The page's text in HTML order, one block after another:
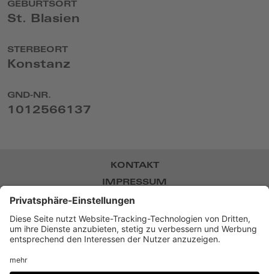
GEBURTSORT
St. Blasien
STERBEORT
Konstanz
GND-NR.
1012566137
KONTAKT
IMPRESSUM
DATENSCHUTZ
NEWSLETTER
BARRIEREFREIHEIT